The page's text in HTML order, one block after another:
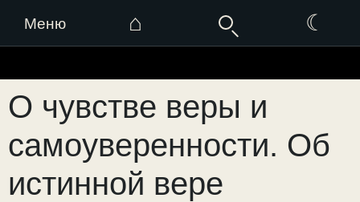
Меню ⌂ ☾
к
содержимому
О чувстве веры и
самоуверенности. Об
истинной вере